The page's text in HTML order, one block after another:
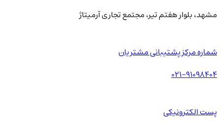
مشهد، بلوار هفتم تیر، مجتمع تجاری آرمیتاژ
شماره مرکز پشتیبانی مشتریان
021-91098404
پست الکترونیکی